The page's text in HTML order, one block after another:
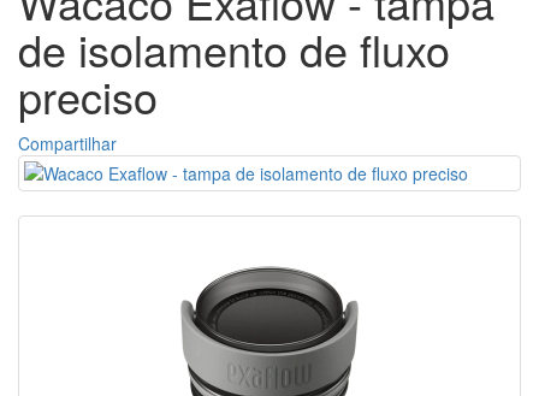
de isolamento de fluxo
preciso
Compartilhar